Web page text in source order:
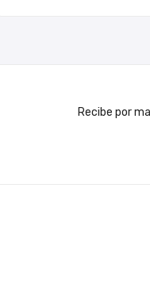
Recibe por